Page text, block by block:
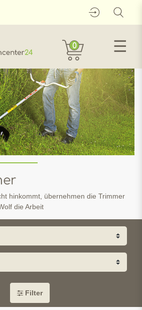
0 ☰
hinkommt, übernehmen die Trimmer
die Arbeit
Filter